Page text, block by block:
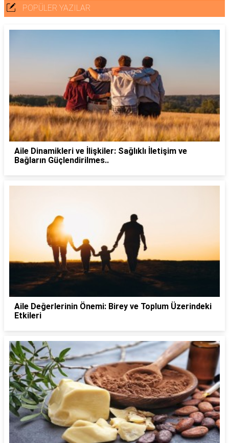
POPÜLER YAZILAR
Aile Dinamikleri ve İlişkiler: Sağlıklı İletişim ve
Bağların Güçlendirilmes..
Aile Değerlerinin Önemi: Birey ve Toplum Üzerindeki
Etkileri